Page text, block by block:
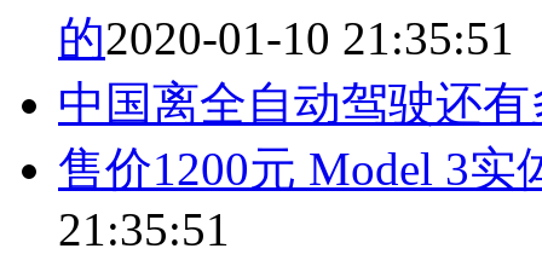
的2020-01-10 21:35:51
中国离全自动驾驶还
售价1200元 Model 3实
21:35:51